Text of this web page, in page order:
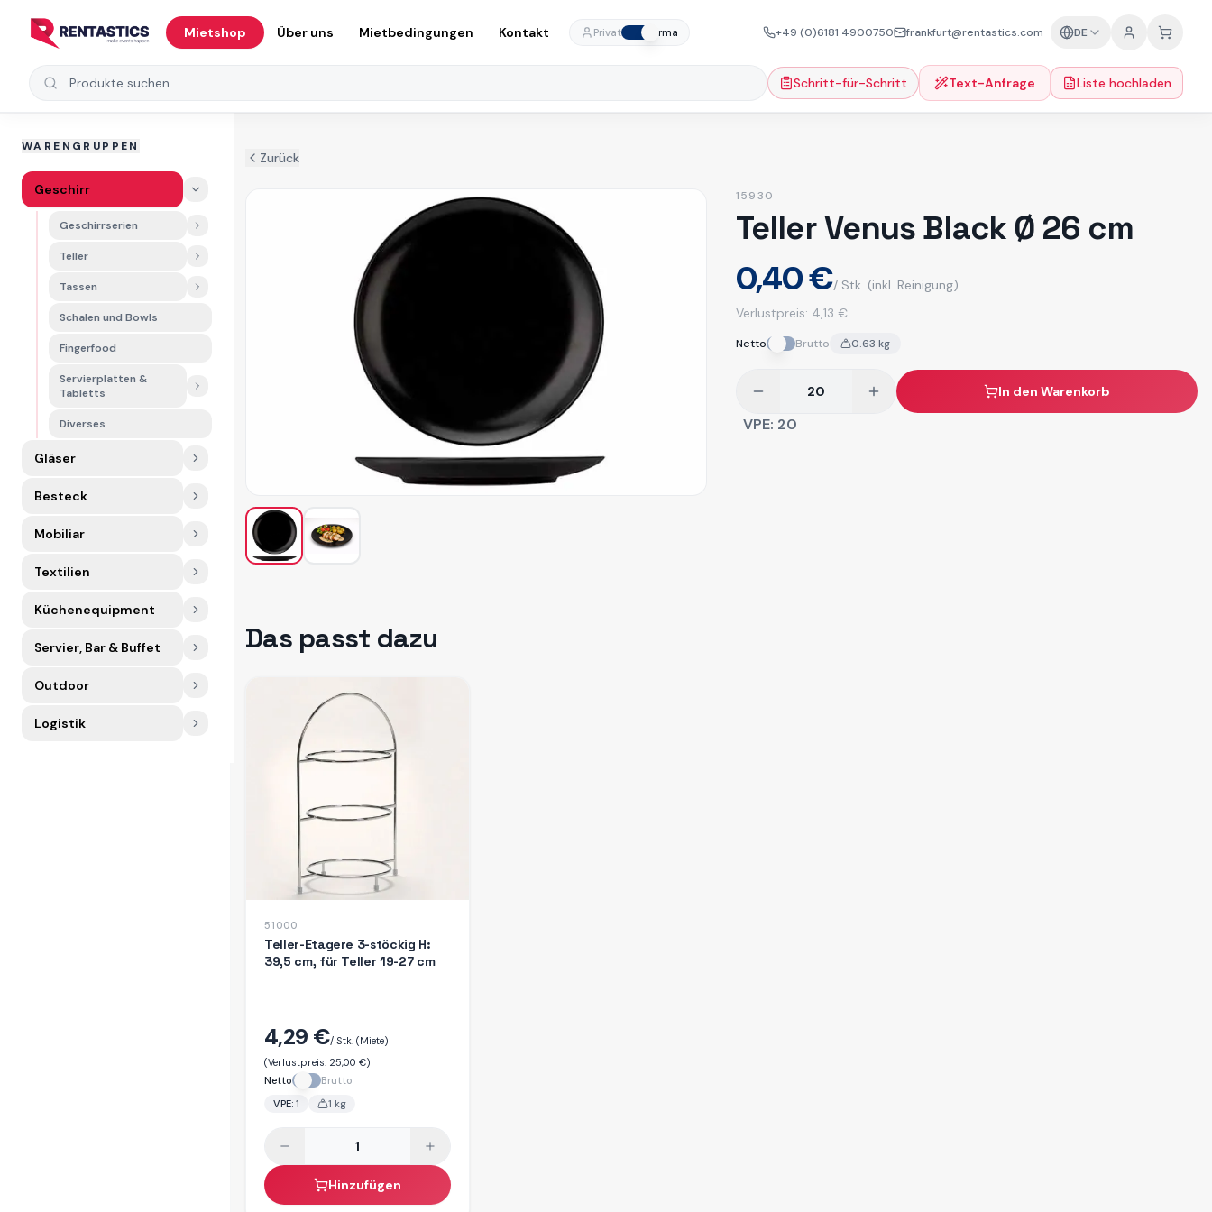
Mietshop Über uns Mietbedingungen Kontakt Privat Firma +49 (0)6181 4900750 frankfurt@rentastics.com DE
Produkte suchen Schritt-für-Schritt Text-Anfrage Liste hochladen
WARENGRUPPEN
Geschirr
Geschirrserien
Teller
Tassen
Schalen und Bowls
Fingerfood
Servierplatten &
Tabletts
Diverses
Gläser
Besteck
Mobiliar
Textilien
Küchenequipment
Servier, Bar & Buffet
Outdoor
Logistik
Zurück
15930
Teller Venus Black Ø 26 cm
0,40 €/ Stk. (inkl. Reinigung)
Verlustpreis: 4,13 €
Netto Brutto 0.63 kg
In den Warenkorb
VPE: 20
Das passt dazu
51000
Teller-Etagere 3-stöckig H:
39,5 cm, für Teller 19-27 cm
4,29 €/ Stk.(Miete)
(Verlustpreis: 25,00 €)
Netto
Brutto
VPE: 1 1 kg
Hinzufügen